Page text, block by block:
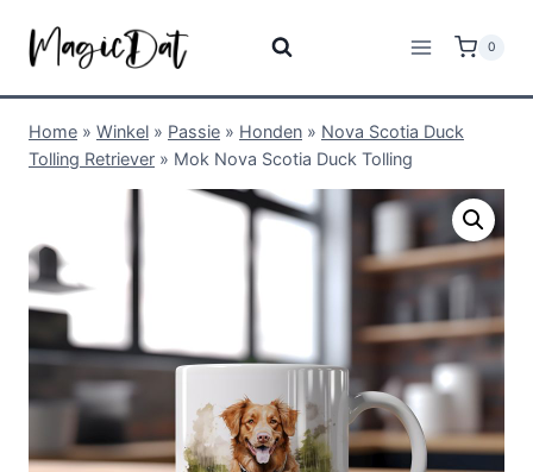
0
Home » Winkel » Passie » Honden » Nova Scotia Duck
Tolling Retriever » Mok Nova Scotia Duck Tolling